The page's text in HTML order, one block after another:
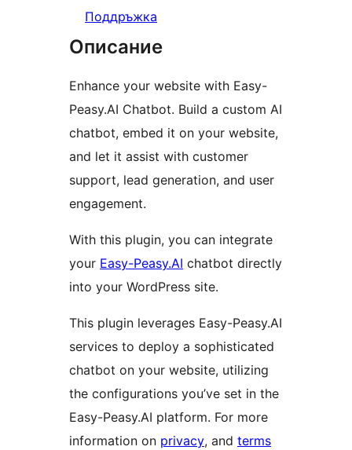
Поддръжка
Описание
Enhance your website with Easy-
Peasy.AI Chatbot. Build a custom AI
chatbot, embed it on your website,
and let it assist with customer
support, lead generation, and user
engagement.
With this plugin, you can integrate
your Easy-Peasy.AI chatbot directly
into your WordPress site.
This plugin leverages Easy-Peasy.AI
services to deploy a sophisticated
chatbot on your website, utilizing
the configurations you’ve set in the
Easy-Peasy.AI platform. For more
information on privacy, and terms